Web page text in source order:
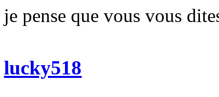
je pense que vous vous
lucky518